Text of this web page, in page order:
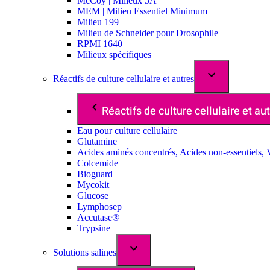
MEM | Milieu Essentiel Minimum
Milieu 199
Milieu de Schneider pour Drosophile
RPMI 1640
Milieux spécifiques
Réactifs de culture cellulaire et autres
Réactifs de culture cellulaire et
Eau pour culture cellulaire
Glutamine
Acides aminés concentrés, Acides non-essentiels,
Colcemide
Bioguard
Mycokit
Glucose
Lymphosep
Accutase®
Trypsine
Solutions salines